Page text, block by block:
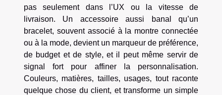
pas seulement dans l’UX ou la vitesse de
livraison. Un accessoire aussi banal qu’un
bracelet, souvent associé à la montre connectée
ou à la mode, devient un marqueur de préférence,
de budget et de style, et il peut même servir de
signal fort pour affiner la personnalisation.
Couleurs, matières, tailles, usages, tout raconte
quelque chose du client, et transforme un simple